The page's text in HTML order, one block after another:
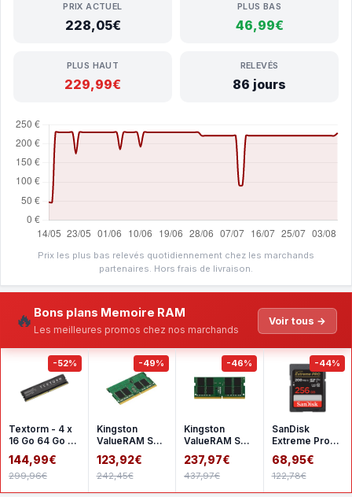
PRIX ACTUEL
228,05€
PLUS BAS
46,99€
PLUS HAUT
229,99€
RELEVÉS
86 jours
Prix les plus bas relevés quotidiennement chez les marchands
partenaires. Hors frais de livraison.
🔥 Bons plans Memoire RAM
Les meilleures promos chez nos marchands
Voir tous →
-52%
Textorm - 4 x
16 Go 64 Go -
DDR4 2666
MHz - CL19
144,99€
299,96€
-49%
Kingston
ValueRAM SO-
DIMM 16 Go
DDR4 3200
MHz CL22
123,92€
242,45€
-46%
Kingston
ValueRAM SO-
DIMM 32 Go
DDR4 3200
MHz CL22
237,97€
437,97€
-44%
SanDisk
Extreme Pro
SDHC UHS-I
256 Go
SDSDXXD-
68,95€
122,78€